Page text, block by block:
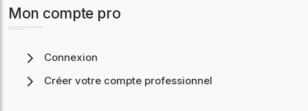
Mon compte pro
Connexion
Créer votre compte professionnel